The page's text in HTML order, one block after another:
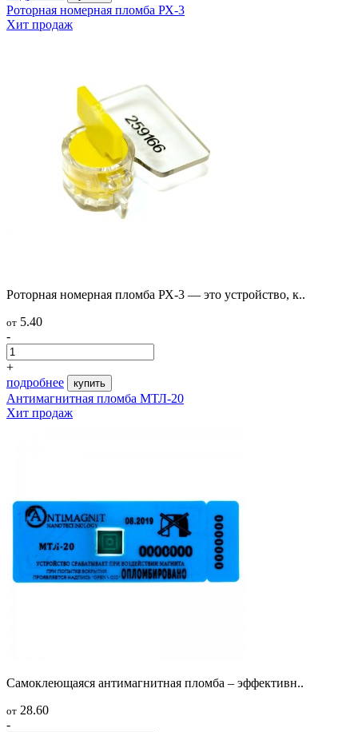
Роторная номерная пломба РХ-3
Хит продаж
Роторная номерная пломба РХ-3 — это устройство, к..
от 5.40
-
+
подробнее
купить
Антимагнитная пломба МТЛ-20
Хит продаж
Самоклеющаяся антимагнитная пломба – эффективн..
от 28.60
-